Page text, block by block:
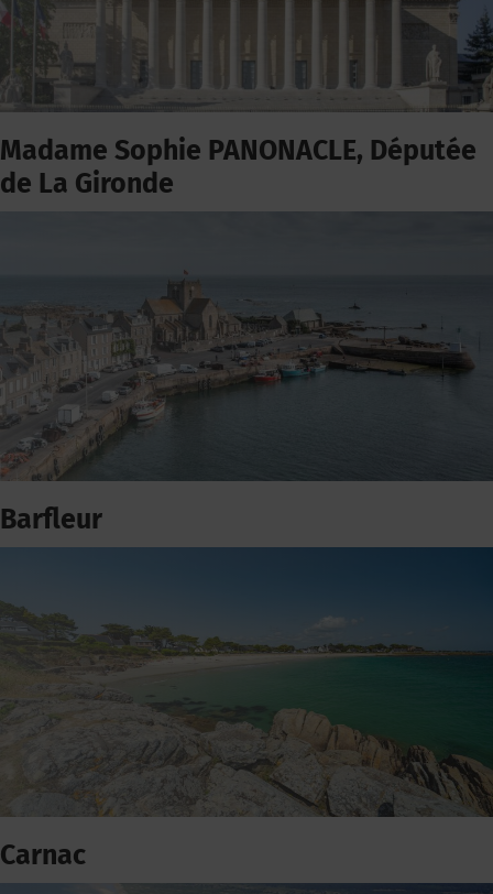
Madame Sophie PANONACLE, Députée
de La Gironde
Barfleur
Carnac